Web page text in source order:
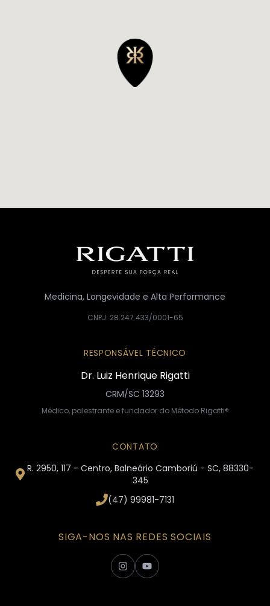
Medicina, Longevidade e Alta Performance
CNPJ: 28.247.433/0001-65
RESPONSÁVEL TÉCNICO
Dr. Luiz Henrique Rigatti
CRM/SC 13293
Médico, palestrante e fundador do Método Rigatti®
CONTATO
R. 2950, 117 - Centro, Balneário Camboriú - SC, 88330-
345
(47) 99981-7131
SIGA-NOS NAS REDES SOCIAIS